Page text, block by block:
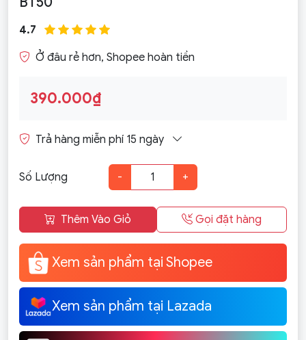
4.7
Ở đâu rẻ hơn, Shopee hoàn tiền
390.000₫
Trả hàng miễn phí 15 ngày
Số Lượng - +
Thêm Vào Giỏ Gọi đặt hàng
Xem sản phẩm tại Shopee
Xem sản phẩm tại Lazada